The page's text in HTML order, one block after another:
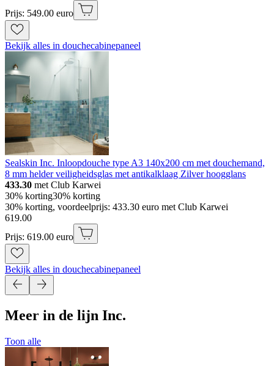
Prijs: 549.00 euro
Bekijk alles in douchecabinepaneel
Sealskin Inc. Inloopdouche type A3 140x200 cm met douchemand,
8 mm helder veiligheidsglas met antikalklaag Zilver hoogglans
433.30 met Club Karwei
30% korting30% korting
30% korting, voordeelprijs: 433.30 euro met Club Karwei
619.00
Prijs: 619.00 euro
Bekijk alles in douchecabinepaneel
Meer in de lijn Inc.
Toon alle